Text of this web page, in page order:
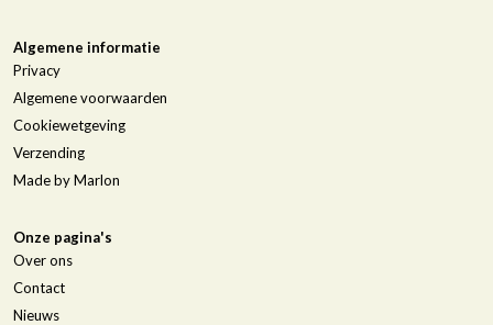
Algemene informatie
Privacy
Algemene voorwaarden
Cookiewetgeving
Verzending
Made by Marlon
Onze pagina's
Over ons
Contact
Nieuws